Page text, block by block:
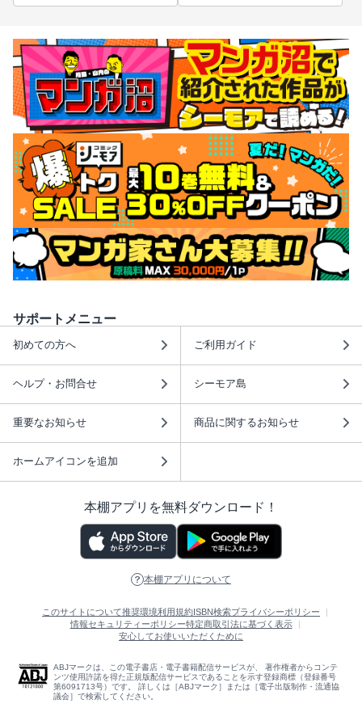
サポートメニュー
初めての方へ ご利用ガイド
ヘルプ・お問合せ シーモア島
重要なお知らせ 商品に関するお知らせ
ホームアイコンを追加
本棚アプリを無料ダウンロード！
本棚アプリについて
このサイトについて推奨環境利用規約 ISBN検索プライバシーポリシー
情報セキュリティーポリシー特定商取引法に基づく表示
安心してお使いいただくために
ABJマークは、この電子書店・電子書籍配信サービスが、 著作権者からコンテ
ンツ使用許諾を得た正規版配信サービスであることを示す登録商標（登録番号
第6091713号）です。 詳しくは［ABJマーク］または［電子出版制作・流通協
議会］で検索してください。